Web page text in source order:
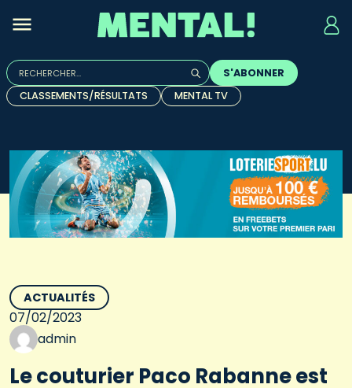
Rechercher :
Quand les résultats de l'auto-complétion sont
S'ABONNER
CLASSEMENTS/RÉSULTATS
MENTAL TV
ACTUALITÉS
07/02/2023
admin
Le couturier Paco Rabanne est